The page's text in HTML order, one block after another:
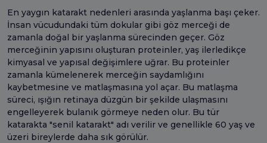
En yaygın katarakt nedenleri arasında yaşlanma başı çeker.
İnsan vücudundaki tüm dokular gibi göz merceği de
zamanla doğal bir yaşlanma sürecinden geçer. Göz
merceğinin yapısını oluşturan proteinler, yaş ilerledikçe
kimyasal ve yapısal değişimlere uğrar. Bu proteinler
zamanla kümelenerek merceğin saydamlığını
kaybetmesine ve matlaşmasına yol açar. Bu matlaşma
süreci, ışığın retinaya düzgün bir şekilde ulaşmasını
engelleyerek bulanık görmeye neden olur. Bu tür
katarakta "senil katarakt" adı verilir ve genellikle 60 yaş ve
üzeri bireylerde daha sık görülür.